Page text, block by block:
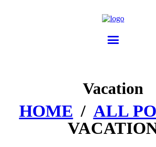
Vacation
HOME
ALL